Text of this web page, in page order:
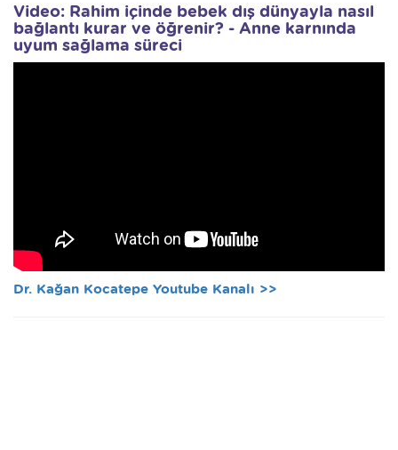
Video: Rahim içinde bebek dış dünyayla nasıl
bağlantı kurar ve öğrenir? - Anne karnında
uyum sağlama süreci
Dr. Kağan Kocatepe Youtube Kanalı >>